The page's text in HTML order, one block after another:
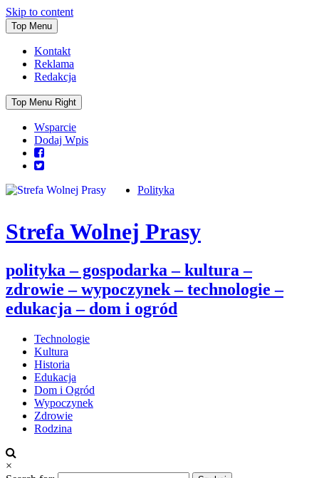
Skip to content
Top Menu
Kontakt
Reklama
Redakcja
Top Menu Right
Wsparcie
Dodaj Wpis
Strefa Wolnej Prasy
polityka – gospodarka – kultura –
zdrowie – wypoczynek – technologie –
edukacja – dom i ogród
Polityka
Technologie
Kultura
Historia
Edukacja
Dom i Ogród
Wypoczynek
Zdrowie
Rodzina
×